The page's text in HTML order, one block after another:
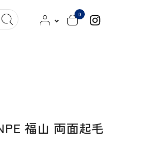
HITOTSUBUSHA
0
福山 両面起毛